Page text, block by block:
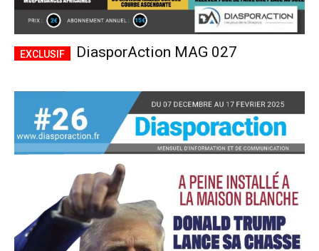
Plans d'abonnement
DiasporAction MAG 027